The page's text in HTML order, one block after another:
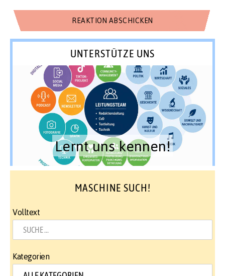
UNTERSTÜTZE UNS
Lernt uns kennen!
MASCHINE SUCH!
Volltext
Kategorien